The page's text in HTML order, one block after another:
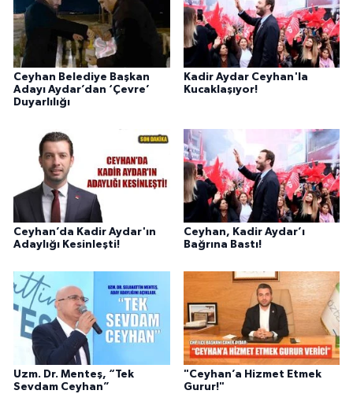
Ceyhan Belediye Başkan
Adayı Aydar’dan ‘Çevre’
Duyarlılığı
Kadir Aydar Ceyhan'la
Kucaklaşıyor!
Ceyhan’da Kadir Aydar'ın
Adaylığı Kesinleşti!
Ceyhan, Kadir Aydar’ı
Bağrına Bastı!
Uzm. Dr. Menteş, “Tek
Sevdam Ceyhan”
"Ceyhan’a Hizmet Etmek
Gurur!"